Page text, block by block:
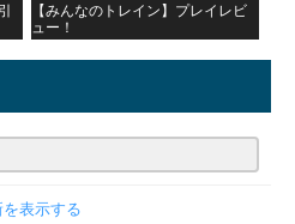
【みんなのトレイン】プレイレビ
ュー！
を表示する